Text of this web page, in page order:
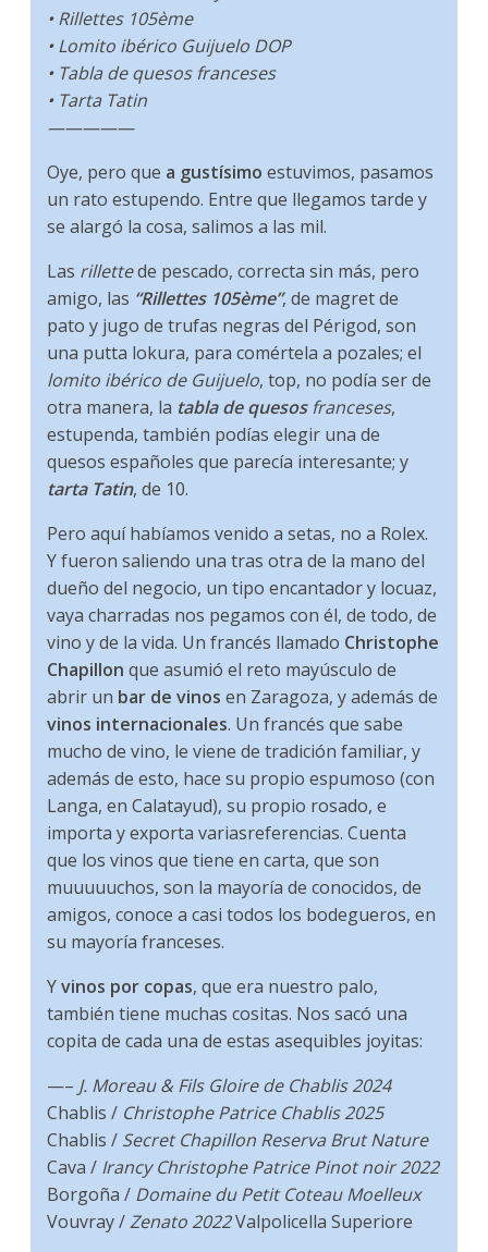
• Rillettes 105ème
• Lomito ibérico Guijuelo DOP
• Tabla de quesos franceses
• Tarta Tatin
—————
Oye, pero que a gustísimo estuvimos, pasamos
un rato estupendo. Entre que llegamos tarde y
se alargó la cosa, salimos a las mil.
Las rillettede pescado, correcta sin más, pero
amigo, las “Rillettes 105ème”, de magret de
pato y jugo de trufas negras del Périgod, son
una putta lokura, para comértela a pozales; el
lomito ibérico de Guijuelo, top, no podía ser de
otra manera, la tabla de quesosfranceses,
estupenda, también podías elegir una de
quesos españoles que parecía interesante; y
tarta Tatin, de 10.
Pero aquí habíamos venido a setas, no a Rolex.
Y fueron saliendo una tras otra de la mano del
dueño del negocio, un tipo encantador y locuaz,
vaya charradas nos pegamos con él, de todo, de
vino y de la vida. Un francés llamado Christophe
Chapillon que asumió el reto mayúsculo de
abrir un bar de vinos en Zaragoza, y además de
vinos internacionales. Un francés que sabe
mucho de vino, le viene de tradición familiar, y
además de esto, hace su propio espumoso (con
Langa, en Calatayud), su propio rosado, e
importa y exporta variasreferencias. Cuenta
que los vinos que tiene en carta, que son
muuuuuchos, son la mayoría de conocidos, de
amigos, conoce a casi todos los bodegueros, en
su mayoría franceses.
Yvinos por copas, que era nuestro palo,
también tiene muchas cositas. Nos sacó una
copita de cada una de estas asequibles joyitas:
—– J. Moreau & Fils Gloire de Chablis 2024
Chablis / Christophe Patrice Chablis 2025
Chablis / Secret Chapillon Reserva Brut Nature
Cava / Irancy Christophe Patrice Pinot noir 2022
Borgoña / Domaine du Petit Coteau Moelleux
Vouvray /Zenato 2022Valpolicella Superiore